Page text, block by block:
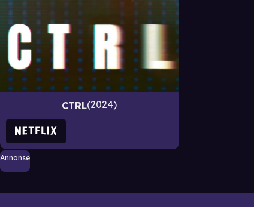
CTRL 2024
Annonse